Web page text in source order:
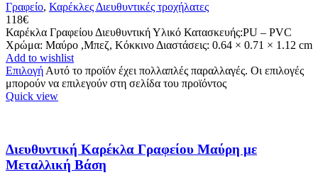
Γραφείο, Καρέκλες Διευθυντικές τροχήλατες
118€
Καρέκλα Γραφείου Διευθυντική Υλικό Κατασκευής:PU – PVC
Xρώμα: Μαύρο ,Μπεζ, Κόκκινο Διαστάσεις: 0.64 × 0.71 × 1.12 cm
Add to wishlist
Επιλογή Αυτό το προϊόν έχει πολλαπλές παραλλαγές. Οι επιλογές
μπορούν να επιλεγούν στη σελίδα του προϊόντος
Quick view
Διευθυντική Καρέκλα Γραφείου Μαύρη με
Μεταλλική Βάση